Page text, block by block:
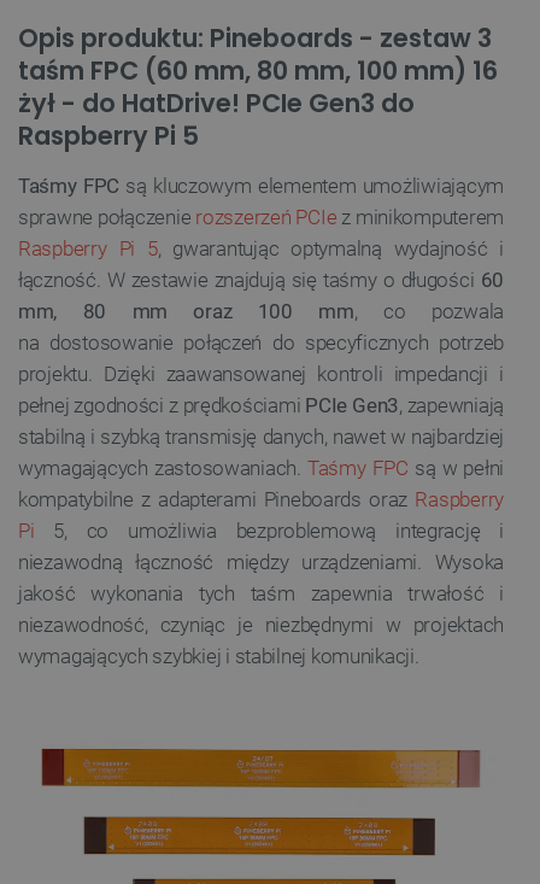
Opis produktu: Pineboards - zestaw 3
taśm FPC (60 mm, 80 mm, 100 mm) 16
żył - do HatDrive! PCIe Gen3 do
Raspberry Pi 5
Taśmy FPC są kluczowym elementem umożliwiającym
sprawne połączenie rozszerzeń PCIe z minikomputerem
Raspberry Pi 5, gwarantując optymalną wydajność i
łączność. W zestawie znajdują się taśmy o długości 60
mm, 80 mm oraz 100 mm, co pozwala
na dostosowanie połączeń do specyficznych potrzeb
projektu. Dzięki zaawansowanej kontroli impedancji i
pełnej zgodności z prędkościami PCIe Gen3, zapewniają
stabilną i szybką transmisję danych, nawet w najbardziej
wymagających zastosowaniach. Taśmy FPC są w pełni
kompatybilne z adapterami Pineboards oraz Raspberry
Pi 5, co umożliwia bezproblemową integrację i
niezawodną łączność między urządzeniami. Wysoka
jakość wykonania tych taśm zapewnia trwałość i
niezawodność, czyniąc je niezbędnymi w projektach
wymagających szybkiej i stabilnej komunikacji.